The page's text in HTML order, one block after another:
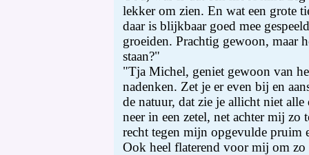
lekker om zien. En wat een grote
daar is blijkbaar goed mee
groeiden. Prachtig gewoon, maar
staan?"
"Tja Michel, geniet gewoon van
nadenken. Zet je er even bij en
de natuur, dat zie je allicht niet
neer in een zetel, net achter mij
recht tegen mijn opgevulde pruim
Ook heel flaterend voor mij om zo